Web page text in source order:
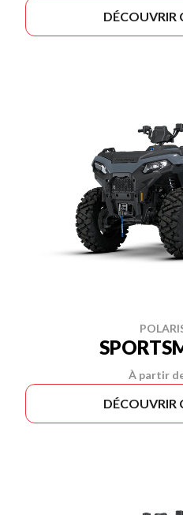
DÉCOUVRIR
À partir
DÉCOUVRIR